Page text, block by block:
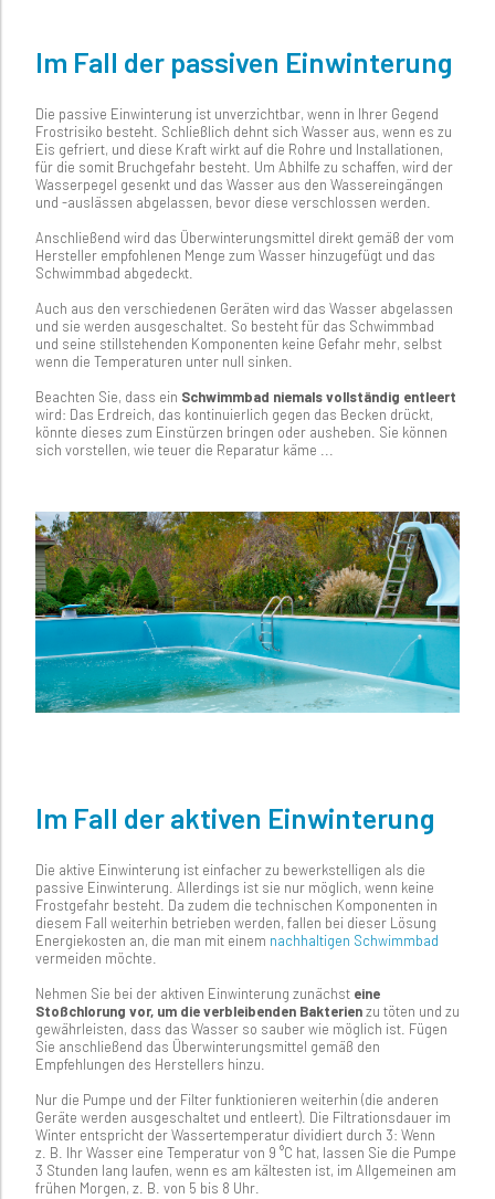
Im Fall der passiven Einwinterung
Die passive Einwinterung ist unverzichtbar, wenn in Ihrer Gegend
Frostrisiko besteht. Schließlich dehnt sich Wasser aus, wenn es zu
Eis gefriert, und diese Kraft wirkt auf die Rohre und Installationen,
für die somit Bruchgefahr besteht. Um Abhilfe zu schaffen, wird der
Wasserpegel gesenkt und das Wasser aus den Wassereingängen
und -auslässen abgelassen, bevor diese verschlossen werden.
Anschließend wird das Überwinterungsmittel direkt gemäß der vom
Hersteller empfohlenen Menge zum Wasser hinzugefügt und das
Schwimmbad abgedeckt.
Auch aus den verschiedenen Geräten wird das Wasser abgelassen
und sie werden ausgeschaltet. So besteht für das Schwimmbad
und seine stillstehenden Komponenten keine Gefahr mehr, selbst
wenn die Temperaturen unter null sinken.
Beachten Sie, dass ein Schwimmbad niemals vollständig entleert
wird: Das Erdreich, das kontinuierlich gegen das Becken drückt,
könnte dieses zum Einstürzen bringen oder ausheben. Sie können
sich vorstellen, wie teuer die Reparatur käme ...
Im Fall der aktiven Einwinterung
Die aktive Einwinterung ist einfacher zu bewerkstelligen als die
passive Einwinterung. Allerdings ist sie nur möglich, wenn keine
Frostgefahr besteht. Da zudem die technischen Komponenten in
diesem Fall weiterhin betrieben werden, fallen bei dieser Lösung
Energiekosten an, die man mit einem nachhaltigen Schwimmbad
vermeiden möchte.
Nehmen Sie bei der aktiven Einwinterung zunächst eine
Stoßchlorung vor, um die verbleibenden Bakterienzu töten und zu
gewährleisten, dass das Wasser so sauber wie möglich ist. Fügen
Sie anschließend das Überwinterungsmittel gemäß den
Empfehlungen des Herstellers hinzu.
Nur die Pumpe und der Filter funktionieren weiterhin (die anderen
Geräte werden ausgeschaltet und entleert). Die Filtrationsdauer im
Winter entspricht der Wassertemperatur dividiert durch 3: Wenn
z. B. Ihr Wasser eine Temperatur von 9 °C hat, lassen Sie die Pumpe
3 Stunden lang laufen, wenn es am kältesten ist, im Allgemeinen am
frühen Morgen, z. B. von 5 bis 8 Uhr.